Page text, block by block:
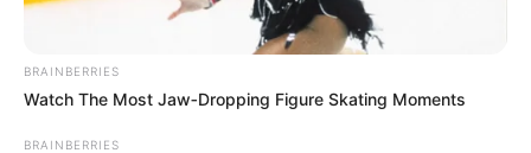
AUTORIDADES
ANGOSTURA - ANTIOQUIA
RECOMPENSA
BRAINBERRIES
Watch The Most Jaw‑Dropping Figure Skating Moments
BRAINBERRIES